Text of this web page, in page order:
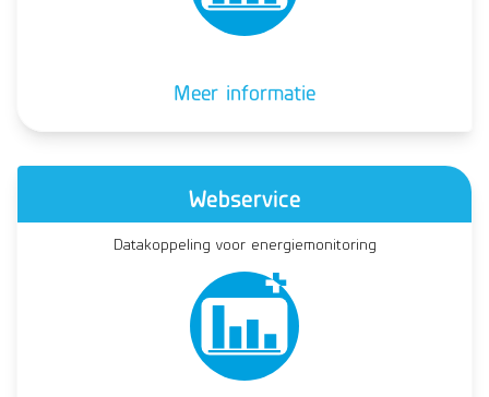
Meer informatie
Webservice
Datakoppeling voor energiemonitoring